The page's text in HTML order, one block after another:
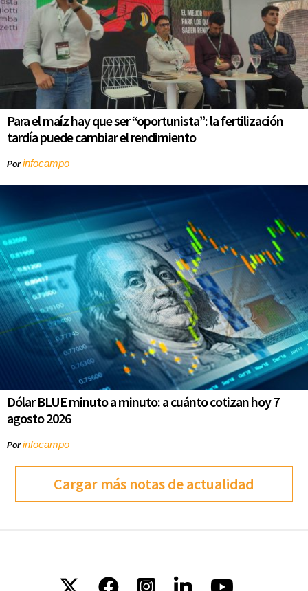
Para el maíz hay que ser “oportunista”: la fertilización
tardía puede cambiar el rendimiento
Porinfocampo
Dólar BLUE minuto a minuto: a cuánto cotizan hoy 7
agosto 2026
Porinfocampo
Cargar más notas de actualidad